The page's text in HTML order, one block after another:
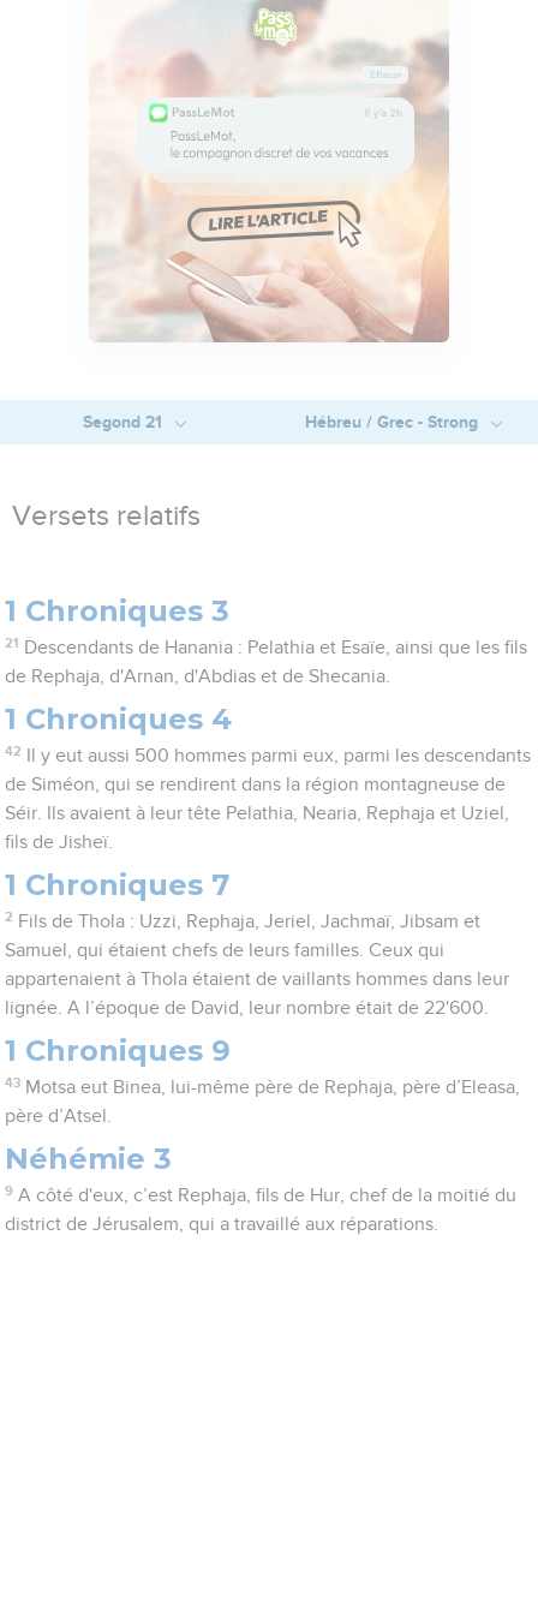
Segond 21 Hébreu / Grec - Strong
Versets relatifs
1 Chroniques 3
21 Descendants de Hanania : Pelathia et Esaïe, ainsi que les fils
de Rephaja, d'Arnan, d'Abdias et de Shecania.
1 Chroniques 4
42
Il y eut aussi 500 hommes parmi eux, parmi les descendants
de Siméon, qui se rendirent dans la région montagneuse de
Séir. Ils avaient à leur tête Pelathia, Nearia, Rephaja et Uziel,
fils de Jisheï.
1 Chroniques 7
2 Fils de Thola : Uzzi, Rephaja, Jeriel, Jachmaï, Jibsam et
Samuel, qui étaient chefs de leurs familles. Ceux qui
appartenaient à Thola étaient de vaillants hommes dans leur
lignée. A l’époque de David, leur nombre était de 22'600.
1 Chroniques 9
43 Motsa eut Binea, lui-même père de Rephaja, père d’Eleasa,
père d’Atsel.
Néhémie 3
9 A côté d'eux, c’est Rephaja, fils de Hur, chef de la moitié du
district de Jérusalem, qui a travaillé aux réparations.